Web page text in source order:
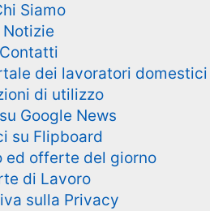
Siamo
Notizie
Contatti
dei lavoratori domestici
di utilizzo
Google News
su Flipboard
ed offerte del giorno
di Lavoro
sulla Privacy